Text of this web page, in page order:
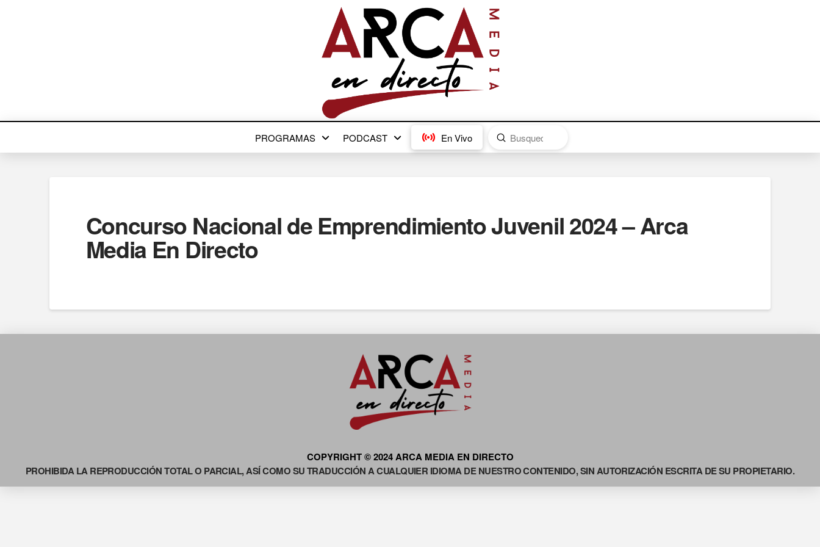
PROGRAMAS PODCAST En Vivo
Search
Submit
Concurso Nacional de Emprendimiento Juvenil 2024 – Arca
Media En Directo
COPYRIGHT © 2024 ARCA MEDIA EN DIRECTO
PROHIBIDA LA REPRODUCCIÓN TOTAL O PARCIAL, ASÍ COMO SU TRADUCCIÓN A CUALQUIER IDIOMA DE NUESTRO CONTENIDO, SIN AUTORIZACIÓN ESCRITA DE SU PROPIETARIO.